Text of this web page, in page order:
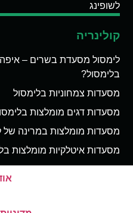
לשופינג
קולינריה
לימסול מסעדת בשרים – איפה
בלימסול?
מסעדות צמחוניות בלימסול
מסעדות דגים מומלצות
מסעדות מומלצות במרינה של
מסעדות איטלקיות מומלצות